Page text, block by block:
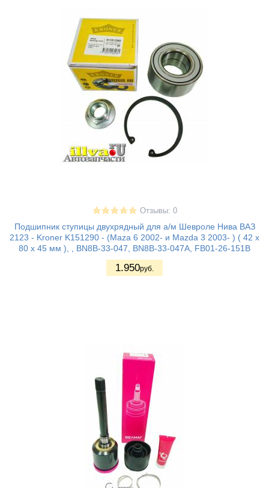
Отзывы: 0
Подшипник ступицы двухрядный для а/м Шевроле Нива ВАЗ
2123 - Kroner K151290 - (Maza 6 2002- и Mazda 3 2003- ) ( 42 x
80 x 45 мм ), , BN8B-33-047, BN8B-33-047A, FB01-26-151B
1.950руб.